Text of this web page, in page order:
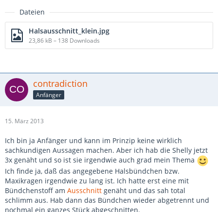
Dateien
Halsausschnitt_klein.jpg
23,86 kB – 138 Downloads
contradiction
Anfänger
15. März 2013
Ich bin ja Anfänger und kann im Prinzip keine wirklich
sachkundigen Aussagen machen. Aber ich hab die Shelly jetzt
3x genäht und so ist sie irgendwie auch grad mein Thema
Ich finde ja, daß das angegebene Halsbündchen bzw.
Maxikragen irgendwie zu lang ist. Ich hatte erst eine mit
Bündchenstoff am Ausschnitt genäht und das sah total
schlimm aus. Hab dann das Bündchen wieder abgetrennt und
nochmal ein ganzes Stück abgeschnitten.